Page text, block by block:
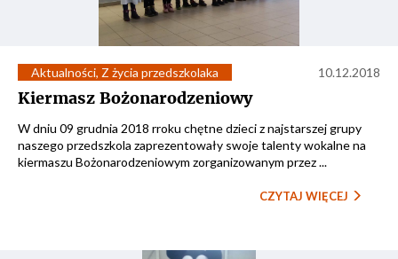
Aktualności, Z życia przedszkolaka 10.12.2018
Kiermasz Bożonarodzeniowy
W dniu 09 grudnia 2018 rroku chętne dzieci z najstarszej grupy
naszego przedszkola zaprezentowały swoje talenty wokalne na
kiermaszu Bożonarodzeniowym zorganizowanym przez ...
CZYTAJ WIĘCEJ